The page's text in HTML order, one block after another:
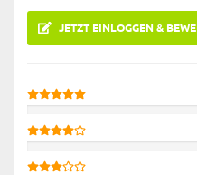
JETZT EINLOGGEN &